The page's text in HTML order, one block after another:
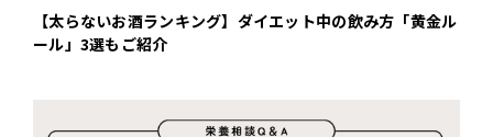
【太らないお酒ランキング】ダイエット中の飲み方「黄金ル
ール」3選もご紹介